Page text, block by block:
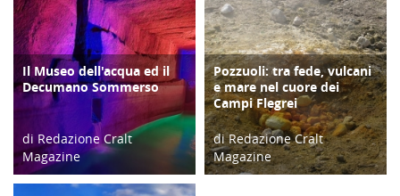
ATTIVITÀ
Il Museo dell'acqua ed il
Decumano Sommerso
di Redazione Cralt
Magazine
14/01/22
ATTIVITÀ
Pozzuoli: tra fede, vulcani
e mare nel cuore dei
Campi Flegrei
di Redazione Cralt
Magazine